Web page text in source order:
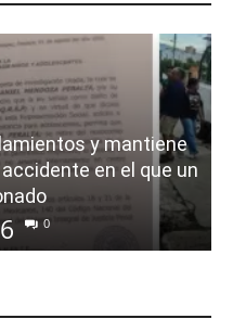
y mantiene
en el que un
0